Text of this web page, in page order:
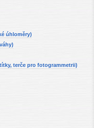
úhloměry)
terče pro fotogrammetrii)